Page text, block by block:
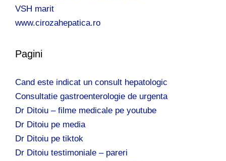
VSH marit
www.cirozahepatica.ro
Pagini
Cand este indicat un consult hepatologic
Consultatie gastroenterologie de urgenta
Dr Ditoiu – filme medicale pe youtube
Dr Ditoiu pe media
Dr Ditoiu pe tiktok
Dr Ditoiu testimoniale – pareri